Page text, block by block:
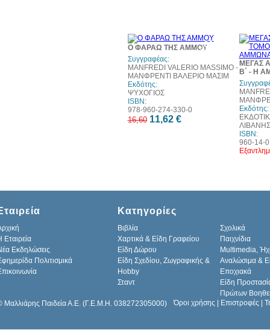
30%
έκπτωση
Ο ΦΑΡΑΩ ΤΗΣ ΑΜΜΟΥ
Συγγραφέας:
MANFREDI VALERIO MASSIMO -
ΜΑΝΦΡΕΝΤΙ ΒΑΛΕΡΙΟ ΜΑΣΙΜ
Εκδότης:
ΨΥΧΟΓΙΟΣ
ISBN:
978-960-274-330-0
16,60 11,62 €
ΜΕΓΑΣ
Β΄ - Η
Εκδότης:
ΛΙΒΑΝΗΣ
ISBN:
960-14-
Εταιρεία
Εκδηλώσεις
Πολιτισμικά
Κατηγορίες
Βιβλία
Σχολικά
Χαρτικά & Είδη Γραφείου
Παιχνίδια
Είδη Δώρου
Multimedia,
Είδη Σχεδίου, Ζωγραφικής &
Hobby
Αναλώσιμα &
Εποχιακά
Σταντ
Είδη
Πρώτων
Μαλλιάρης Παιδεία Α.Ε. (Γ.Ε.Μ.Η. 038272305000)
Όροι χρήσης Επιστροφές